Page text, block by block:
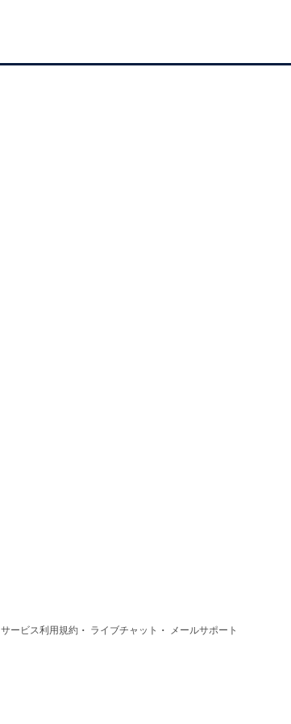
サービス利用規約 · ライブチャット · メールサポート